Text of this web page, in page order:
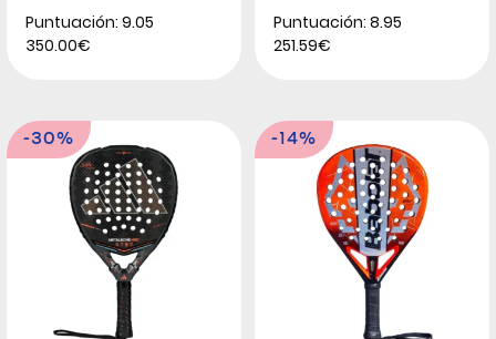
Puntuación: 9.05
350.00€
Puntuación: 8.95
251.59€
-30% -14%